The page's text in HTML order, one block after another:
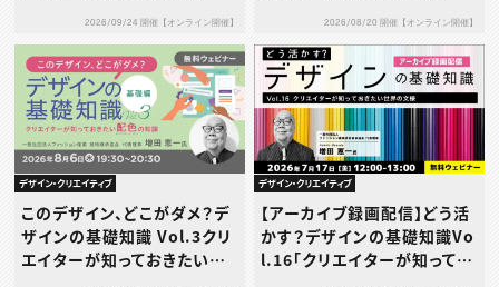
編］～CIとVI～2026/09/24 開催【オンライン開催】 2026/08/20 開催【オンライン開催】
デザイン・クリエイティブ
このデザイン、どこがダメ？デ
ザインの基礎知識 Vol.3クリ
エイターが知っておきたい配
デザイン・クリエイティブ
【アーカイブ録画配信】どう活
かす？デザインの基礎知識Vo
l.16「クリエイターが知ってお